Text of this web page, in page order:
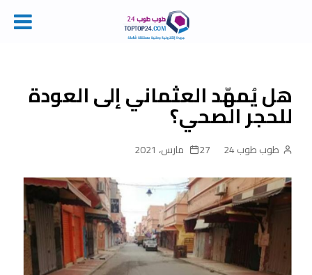
contentهل يُمهّد العثماني إلى العودة
للحجر الصحي؟
طوب طوب 24 27 مارس، 2021